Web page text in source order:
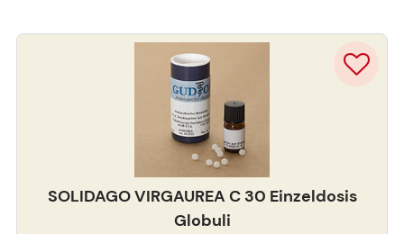
SOLIDAGO VIRGAUREA C 30 Einzeldosis
Globuli